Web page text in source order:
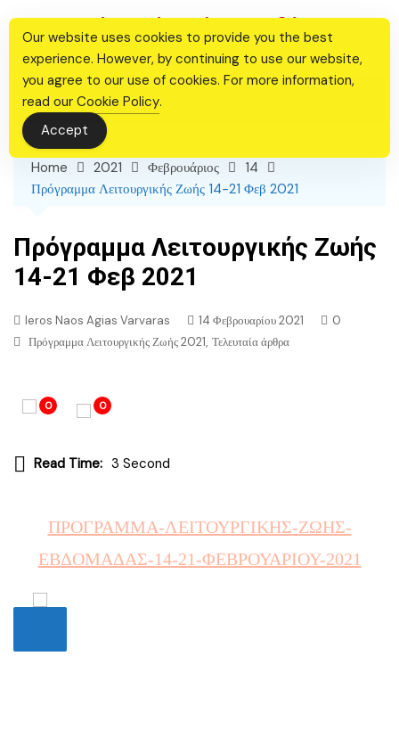
content
Ιερός Ναός Αγίας Βαρβάρας
Θεσσαλονίκης
Home 2021 Φεβρουάριος
14
Πρόγραμμα Λειτουργικής Ζωής 14-21 Φεβ 2021
Πρόγραμμα Λειτουργικής Ζωής
14-21 Φεβ 2021
Ieros Naos Agias Varvaras 14 Φεβρουαρίου 2021
0
Πρόγραμμα Λειτουργικής Ζωής 2021, Τελευταία άρθρα
0 0
Read Time: 3 Second
ΠΡΟΓΡΑΜΜΑ-ΛΕΙΤΟΥΡΓΙΚΗΣ-ΖΩΗΣ-
ΕΒΔΟΜΑΔΑΣ-14-21-ΦΕΒΡΟΥΑΡΙΟΥ-2021
Our website uses cookies to provide you the best
experience. However, by continuing to use our website,
you agree to our use of cookies. For more information,
read our Cookie Policy.
Accept